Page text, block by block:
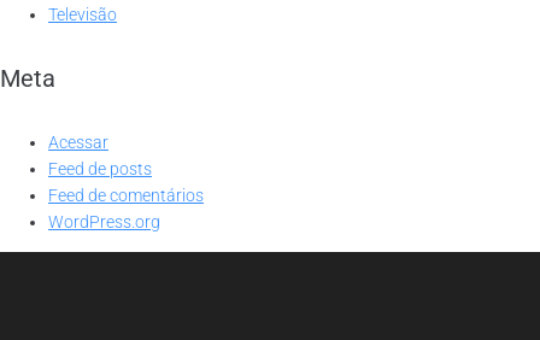
Televisão
Meta
Acessar
Feed de posts
Feed de comentários
WordPress.org